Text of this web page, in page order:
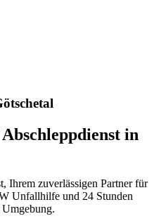
in
Ihrem zuverlässigen Partner für
Unfallhilfe und 24 Stunden